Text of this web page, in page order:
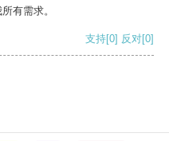
有需求。
支持[0] 反对[0]